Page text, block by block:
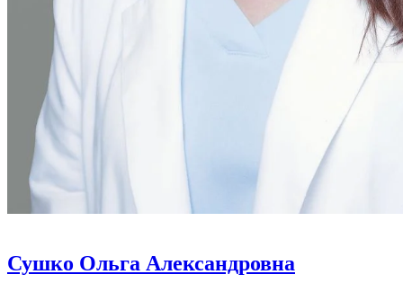
Сушко Ольга Александровна